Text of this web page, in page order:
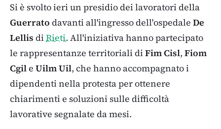
Si è svolto ieri un presidio dei lavoratori della
Guerrato davanti all'ingresso dell'ospedale De
Lellis diRieti. All'iniziativa hanno partecipato
le rappresentanze territoriali diFim Cisl, Fiom
Cgile Uilm Uil, che hanno accompagnato i
dipendenti nella protesta per ottenere
chiarimenti e soluzioni sulle difficoltà
lavorative segnalate da mesi.